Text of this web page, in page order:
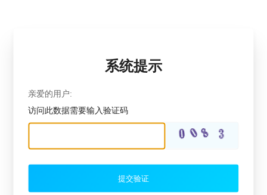
系统提示
亲爱的用户:
访问此数据需要输入验证码